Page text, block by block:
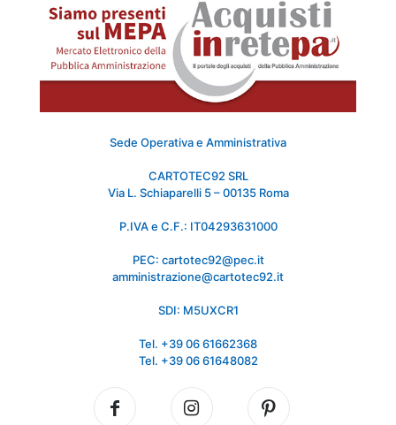
Sede Operativa e Amministrativa
CARTOTEC92 SRL
Via L. Schiaparelli 5 – 00135 Roma
P.IVA e C.F.: IT04293631000
PEC: cartotec92@pec.it
amministrazione@cartotec92.it
SDI: M5UXCR1
Tel. +39 06 61662368
Tel. +39 06 61648082